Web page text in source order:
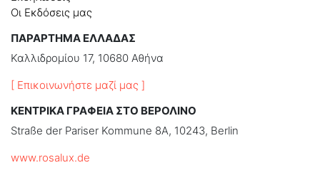
Οι Εκδόσεις μας
ΠΑΡΑΡΤΗΜΑ ΕΛΛΑΔΑΣ
Καλλιδρομίου 17, 10680 Αθήνα
[ Επικοινωνήστε μαζί μας ]
ΚΕΝΤΡΙΚΑ ΓΡΑΦΕΙΑ ΣΤΟ ΒΕΡΟΛΙΝΟ
Straße der Pariser Kommune 8A, 10243, Berlin
www.rosalux.de